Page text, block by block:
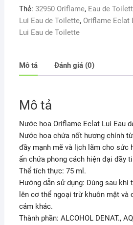
Lui
Eau
de
số
lượng
Thẻ: 32950 Oriflame, Eau de
Lui Eau de Toilette, Oriflame Eclat
Lui Eau de Toilette
Mô tả Đánh giá (0)
Mô tả
Nước hoa Oriflame Eclat Lui Eau
Nước hoa chứa nốt hương chính
đầy mạnh mẽ và lịch lãm cho sức
ẩn chứa phong cách hiện đại đầy
Thể tích thực: 75 ml.
Hướng dẫn sử dụng: Dùng sau khi
lên cơ thể ngoại trừ khuôn mặt và
cảm khác.
Thành phần: ALCOHOL DENAT.,